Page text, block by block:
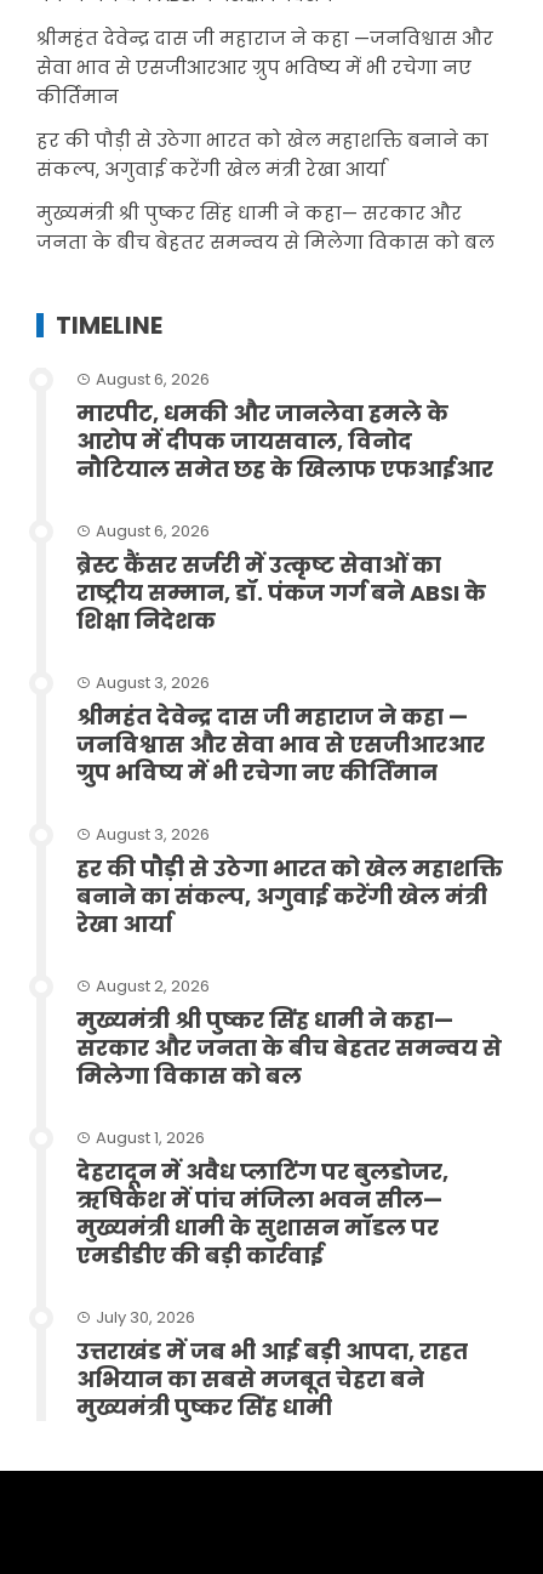
श्रीमहंत देवेन्द्र दास जी महाराज ने कहा —जनविश्वास और
सेवा भाव से एसजीआरआर ग्रुप भविष्य में भी रचेगा नए
कीर्तिमान
हर की पौड़ी से उठेगा भारत को खेल महाशक्ति बनाने का
संकल्प, अगुवाई करेंगी खेल मंत्री रेखा आर्या
मुख्यमंत्री श्री पुष्कर सिंह धामी ने कहा— सरकार और
जनता के बीच बेहतर समन्वय से मिलेगा विकास को बल
TIMELINE
August 6, 2026
मारपीट, धमकी और जानलेवा हमले के
आरोप में दीपक जायसवाल, विनोद
नौटियाल समेत छह के खिलाफ एफआईआर
August 6, 2026
ब्रेस्ट कैंसर सर्जरी में उत्कृष्ट सेवाओं का
राष्ट्रीय सम्मान, डॉ. पंकज गर्ग बने ABSI के
शिक्षा निदेशक
August 3, 2026
श्रीमहंत देवेन्द्र दास जी महाराज ने कहा —
जनविश्वास और सेवा भाव से एसजीआरआर
ग्रुप भविष्य में भी रचेगा नए कीर्तिमान
August 3, 2026
हर की पौड़ी से उठेगा भारत को खेल महाशक्ति
बनाने का संकल्प, अगुवाई करेंगी खेल मंत्री
रेखा आर्या
August 2, 2026
मुख्यमंत्री श्री पुष्कर सिंह धामी ने कहा—
सरकार और जनता के बीच बेहतर समन्वय से
मिलेगा विकास को बल
August 1, 2026
देहरादून में अवैध प्लाटिंग पर बुलडोजर,
ऋषिकेश में पांच मंजिला भवन सील—
मुख्यमंत्री धामी के सुशासन मॉडल पर
एमडीडीए की बड़ी कार्रवाई
July 30, 2026
उत्तराखंड में जब भी आई बड़ी आपदा, राहत
अभियान का सबसे मजबूत चेहरा बने
मुख्यमंत्री पुष्कर सिंह धामी